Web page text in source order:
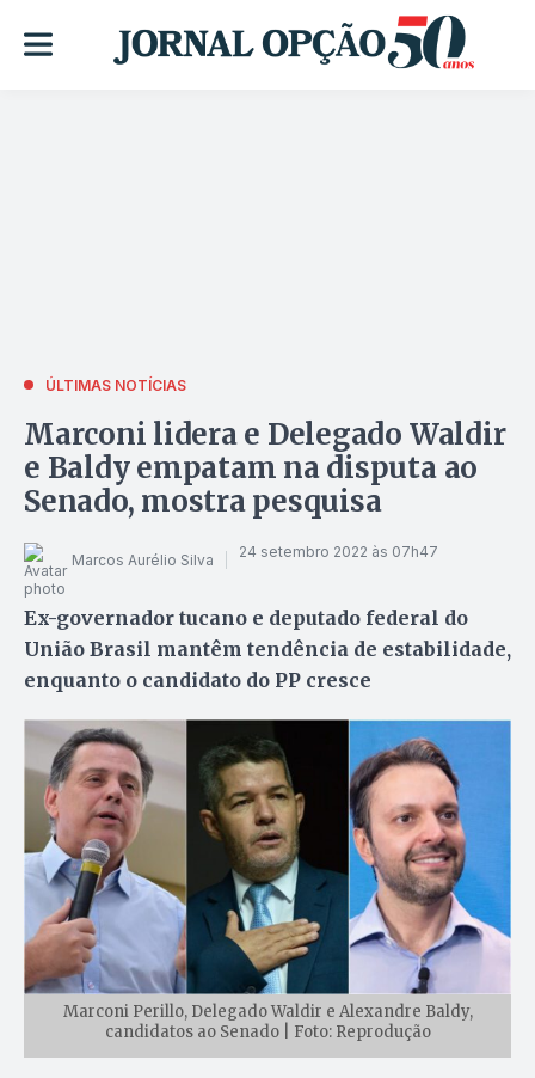
ÚLTIMAS NOTÍCIAS
Marconi lidera e Delegado Waldir
e Baldy empatam na disputa ao
Senado, mostra pesquisa
Marcos Aurélio Silva 24 setembro 2022 às 07h47
Ex-governador tucano e deputado federal do
União Brasil mantêm tendência de estabilidade,
enquanto o candidato do PP cresce
Marconi Perillo, Delegado Waldir e Alexandre Baldy,
candidatos ao Senado | Foto: Reprodução